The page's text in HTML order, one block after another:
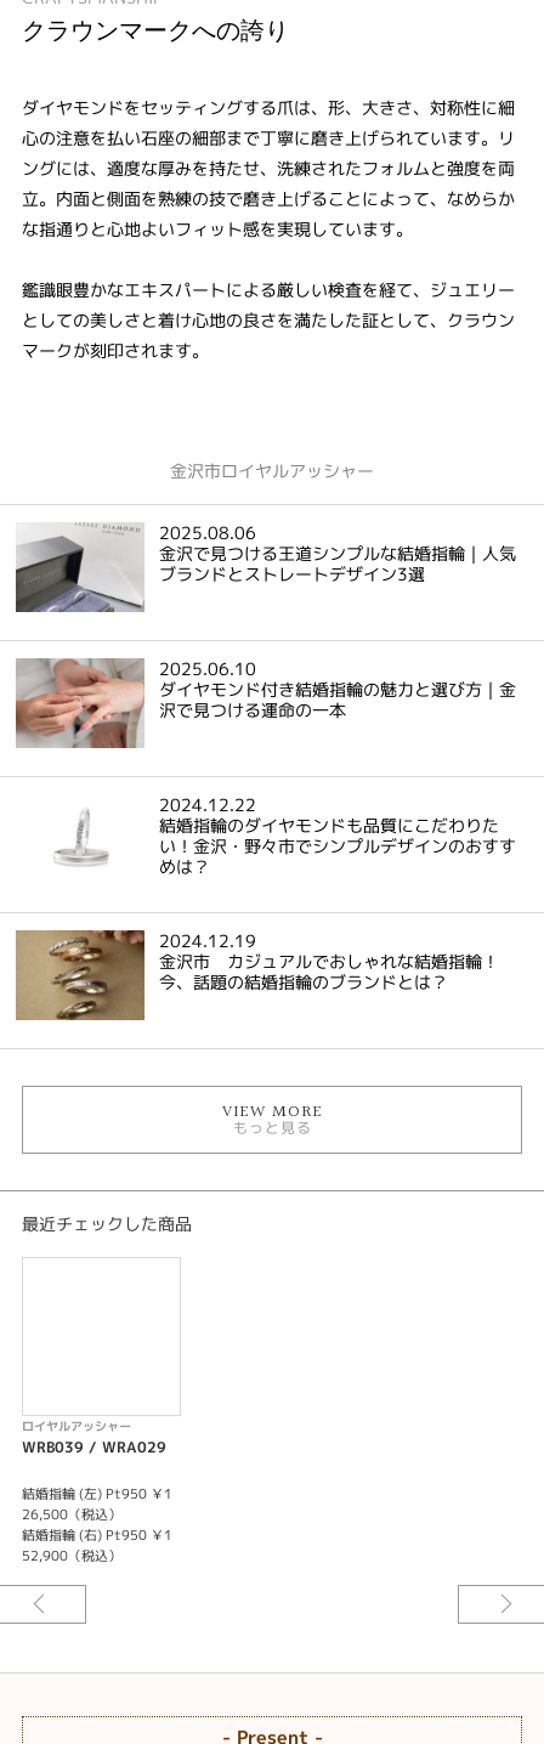
クラウンマークへの誇り
ダイヤモンドをセッティングする爪は、形、大きさ、対称性に細
心の注意を払い石座の細部まで丁寧に磨き上げられています。リ
ングには、適度な厚みを持たせ、洗練されたフォルムと強度を両
立。内面と側面を熟練の技で磨き上げることによって、なめらか
な指通りと心地よいフィット感を実現しています。
鑑識眼豊かなエキスパートによる厳しい検査を経て、ジュエリー
としての美しさと着け心地の良さを満たした証として、クラウン
マークが刻印されます。
金沢市ロイヤルアッシャー
2025.08.06
金沢で見つける王道シンプルな結婚指輪｜人気
ブランドとストレートデザイン3選
2025.06.10
ダイヤモンド付き結婚指輪の魅力と選び方｜金
沢で見つける運命の一本
2024.12.22
結婚指輪のダイヤモンドも品質にこだわりた
い！金沢・野々市でシンプルデザインのおすす
めは？
2024.12.19
金沢市 カジュアルでおしゃれな結婚指輪！
今、話題の結婚指輪のブランドとは？
VIEW MORE
もっと見る
最近チェックした商品
ロイヤルアッシャー
WRB039 / WRA029
結婚指輪 (左) Pt950 ￥1
26,500（税込）
結婚指輪 (右) Pt950 ￥1
52,900（税込）
- Present -